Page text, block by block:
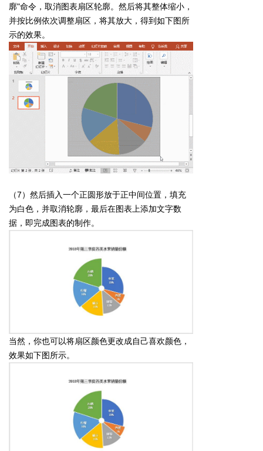
廓"命令，取消图表扇区轮廓。然后将其整体缩小，
并按比例依次调整扇区，将其放大，得到如下图所
示的效果。
（7）然后插入一个正圆形放于正中间位置，填充
为白色，并取消轮廓，最后在图表上添加文字数
据，即完成图表的制作。
当然，你也可以将扇区颜色更改成自己喜欢颜色，
效果如下图所示。